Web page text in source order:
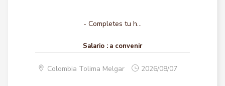
- Completes tu h...
Salario : a convenir
Colombia Tolima Melgar 2026/08/07